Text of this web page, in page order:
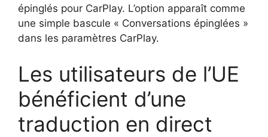
épinglés pour CarPlay. L’option apparaît comme
une simple bascule « Conversations épinglées »
dans les paramètres CarPlay.
Les utilisateurs de l’UE
bénéficient d’une
traduction en direct